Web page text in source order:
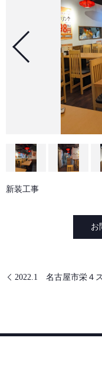
新装工事
お
2022.1 名古屋市栄４